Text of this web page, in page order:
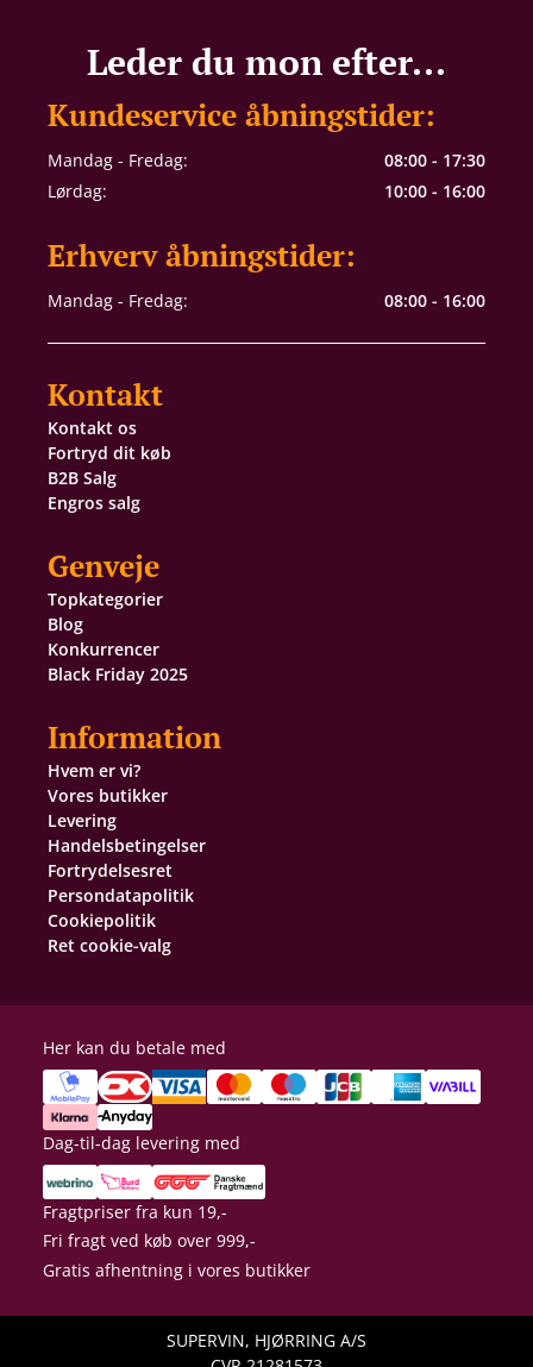
Leder du mon efter...
Kundeservice åbningstider:
Mandag - Fredag:
08:00 - 17:30
Lørdag:
10:00 - 16:00
Erhverv åbningstider:
Mandag - Fredag: 08:00 - 16:00
Kontakt
Kontakt os
Fortryd dit køb
B2B Salg
Engros salg
Genveje
Topkategorier
Blog
Konkurrencer
Black Friday 2025
Information
Hvem er vi?
Vores butikker
Levering
Handelsbetingelser
Fortrydelsesret
Persondatapolitik
Cookiepolitik
Ret cookie-valg
Her kan du betale med
Dag-til-dag levering med
Fragtpriser fra kun 19,-
Fri fragt ved køb over 999,-
Gratis afhentning i vores butikker
SUPERVIN, HJØRRING A/S